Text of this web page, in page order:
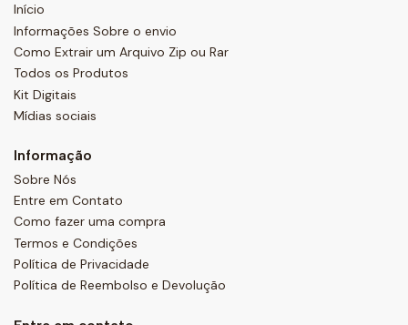
Início
Informações Sobre o envio
Como Extrair um Arquivo Zip ou Rar
Todos os Produtos
Kit Digitais
Mídias sociais
Informação
Sobre Nós
Entre em Contato
Como fazer uma compra
Termos e Condições
Política de Privacidade
Política de Reembolso e Devolução